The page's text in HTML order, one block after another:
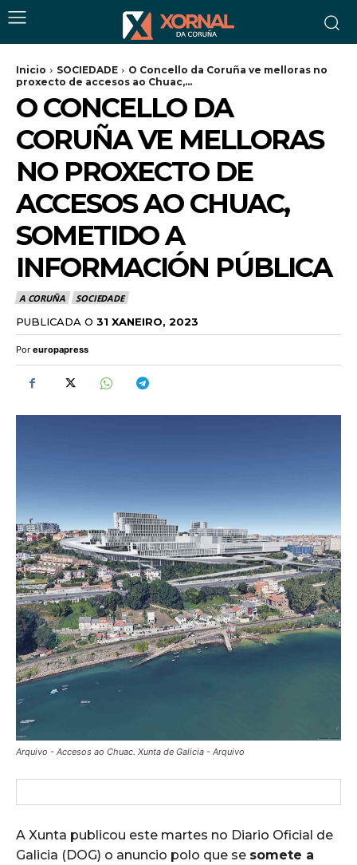
Inicio SOCIEDADE
O Concello da Coruña ve melloras no
proxecto de accesos ao Chuac,...
O CONCELLO DA
CORUÑA VE MELLORAS
NO PROXECTO DE
ACCESOS AO CHUAC,
SOMETIDO A
INFORMACIÓN PÚBLICA
A CORUÑA SOCIEDADE
PUBLICADA O 31 XANEIRO, 2023
Por europapress
Arquivo - Accesos ao Chuac. Xunta de Galicia - Arquivo
A Xunta publicou este martes no Diario Oficial de
Galicia (DOG) o anuncio polo que se somete a